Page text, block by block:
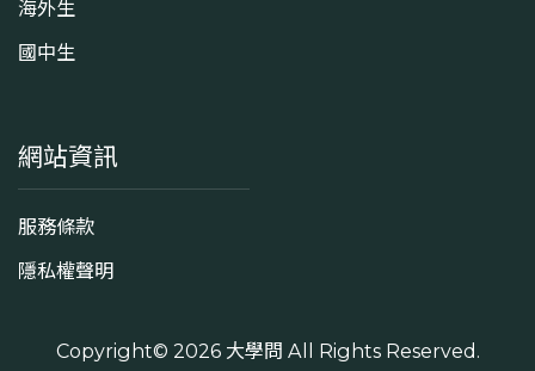
海外生
國中生
網站資訊
服務條款
隱私權聲明
Copyright© 2026 大學問 All Rights Reserved.